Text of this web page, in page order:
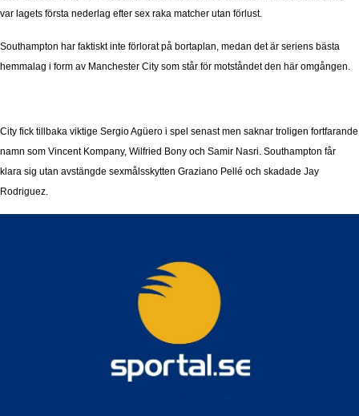
var lagets första nederlag efter sex raka matcher utan förlust.
Southampton har faktiskt inte förlorat på bortaplan, medan det är seriens bästa
hemmalag i form av Manchester City som står för motståndet den här omgången.
City fick tillbaka viktige Sergio Agüero i spel senast men saknar troligen fortfarande
namn som Vincent Kompany, Wilfried Bony och Samir Nasri. Southampton får
klara sig utan avstängde sexmålsskytten Graziano Pellé och skadade Jay
Rodriguez.